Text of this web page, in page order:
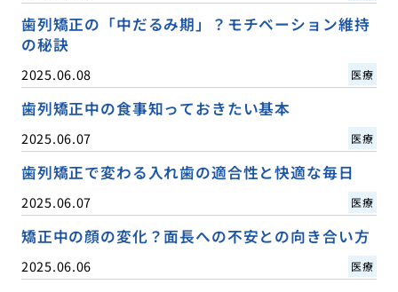
歯列矯正の「中だるみ期」？モチベーション維持
の秘訣
2025.06.08 医療
歯列矯正中の食事知っておきたい基本
2025.06.07 医療
歯列矯正で変わる入れ歯の適合性と快適な毎日
2025.06.07 医療
矯正中の顔の変化？面長への不安との向き合い方
2025.06.06 医療